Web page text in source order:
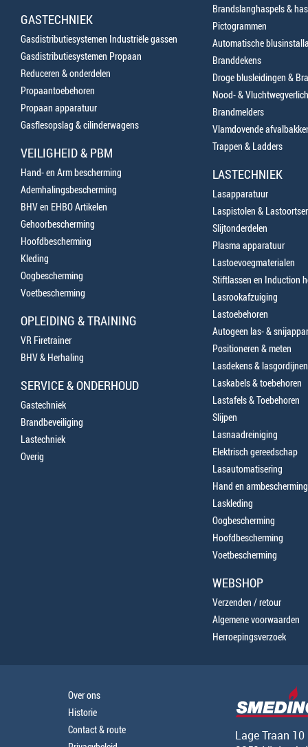
GASTECHNIEK
Gasdistributiesystemen Industriële gassen
Gasdistributiesystemen Propaan
Reduceren & onderdelen
Propaantoebehoren
Propaan apparatuur
Gasflesopslag & cilinderwagens
VEILIGHEID & PBM
Hand- en Arm bescherming
Ademhalingsbescherming
BHV en EHBO Artikelen
Gehoorbescherming
Hoofdbescherming
Kleding
Oogbescherming
Voetbescherming
OPLEIDING & TRAINING
VR Firetrainer
BHV & Herhaling
SERVICE & ONDERHOUD
Gastechniek
Brandbeveiliging
Lastechniek
Overig
Brandslanghaspels &
Pictogrammen
Automatische
Branddekens
Droge blusleidingen &
Nood- &
Brandmelders
Vlamdovende
Trappen & Ladders
LASTECHNIEK
Lasapparatuur
Laspistolen &
Slijtonderdelen
Plasma apparatuur
Lastoevoegmaterialen
Stiftlassen en Induction
Lasrookafzuiging
Lastoebehoren
Autogeen las- &
Positioneren & meten
Lasdekens & lasgordijnen
Laskabels & toebehoren
Lastafels & Toebehoren
Slijpen
Lasnaadreiniging
Elektrisch gereedschap
Lasautomatisering
Hand en armbescherming
Laskleding
Oogbescherming
Hoofdbescherming
Voetbescherming
WEBSHOP
Verzenden / retour
Algemene voorwaarden
Herroepingsverzoek
Over ons
Historie
Contact & route
Lage Traan 10